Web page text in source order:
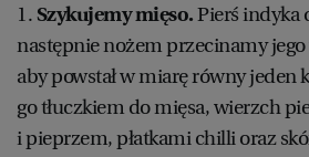
ZAKOPANE
ZIELONA
1.Szykujemy mięso.Pierś indyka
następnie nożem przecinamy jego
aby powstał w miarę równy jeden
go tłuczkiem do mięsa, wierzch
i pieprzem, płatkami chilli oraz